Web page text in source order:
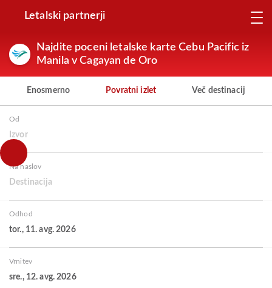
Letalski partnerji
Najdite poceni letalske karte Cebu Pacific iz
Manila v Cagayan de Oro
Enosmerno Povratni izlet Več destinacij
Od
Izvor
Na naslov
Destinacija
Odhod
tor., 11. avg. 2026
Vrnitev
sre., 12. avg. 2026